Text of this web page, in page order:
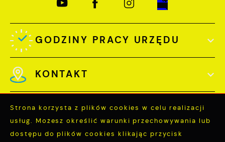
GODZINY PRACY URZĘDU
KONTAKT
Odwiedzin: 3762700
Strona korzysta z plików cookies w celu realizacji
usług. Możesz określić warunki przechowywania lub
dostępu do plików cookies klikając przycisk